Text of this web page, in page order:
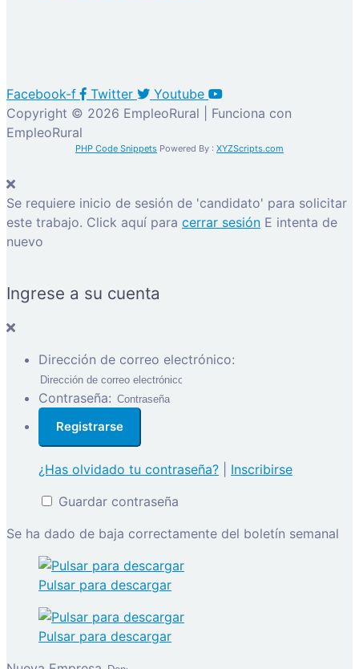
Facebook-f Twitter
Youtube
Copyright © 2026 EmpleoRural | Funciona con
EmpleoRural
PHP Code Snippets Powered By : XYZScripts.com
Se requiere inicio de sesión de 'candidato' para solicitar
este trabajo. Click aquí para cerrar sesión E intenta de
nuevo
Ingrese a su cuenta
Dirección de correo electrónico:
Contraseña:
¿Has olvidado tu contraseña?
Inscribirse
Guardar contraseña
Se ha dado de baja correctamente del boletín semanal
Pulsar para descargar
Pulsar para descargar